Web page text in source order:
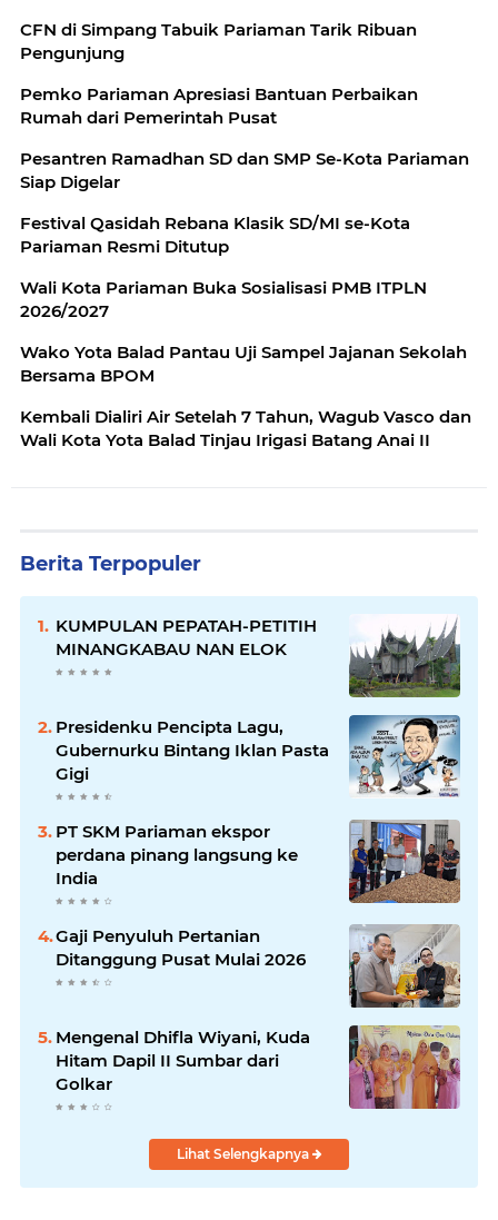
CFN di Simpang Tabuik Pariaman Tarik Ribuan
Pengunjung
Pemko Pariaman Apresiasi Bantuan Perbaikan
Rumah dari Pemerintah Pusat
Pesantren Ramadhan SD dan SMP Se-Kota Pariaman
Siap Digelar
Festival Qasidah Rebana Klasik SD/MI se-Kota
Pariaman Resmi Ditutup
Wali Kota Pariaman Buka Sosialisasi PMB ITPLN
2026/2027
Wako Yota Balad Pantau Uji Sampel Jajanan Sekolah
Bersama BPOM
Kembali Dialiri Air Setelah 7 Tahun, Wagub Vasco dan
Wali Kota Yota Balad Tinjau Irigasi Batang Anai II
Berita Terpopuler
KUMPULAN PEPATAH-PETITIH
MINANGKABAU NAN ELOK
Presidenku Pencipta Lagu,
Gubernurku Bintang Iklan Pasta
Gigi
PT SKM Pariaman ekspor
perdana pinang langsung ke
India
Gaji Penyuluh Pertanian
Ditanggung Pusat Mulai 2026
Mengenal Dhifla Wiyani, Kuda
Hitam Dapil II Sumbar dari
Golkar
Lihat Selengkapnya